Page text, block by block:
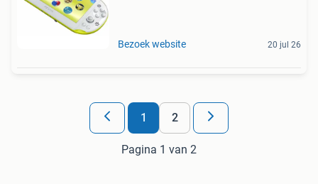
Bezoek website 20 jul 26
1 2
Pagina 1 van 2